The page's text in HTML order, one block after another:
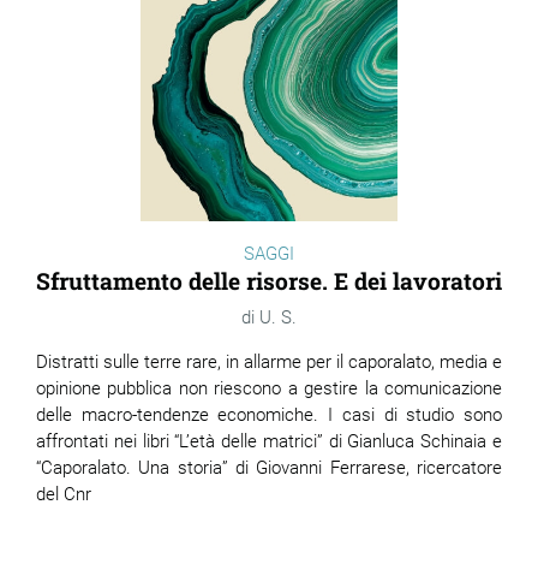
SAGGI
Sfruttamento delle risorse. E dei lavoratori
U. S.
Distratti sulle terre rare, in allarme per il caporalato, media e
opinione pubblica non riescono a gestire la comunicazione
delle macro-tendenze economiche. I casi di studio sono
affrontati nei libri “L’età delle matrici” di Gianluca Schinaia e
“Caporalato. Una storia” di Giovanni Ferrarese, ricercatore
del Cnr